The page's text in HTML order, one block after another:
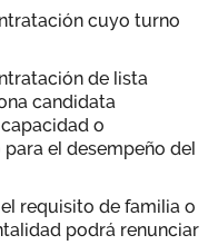
cuyo turno
de lista
candidata
o
el desempeño del
requisito de familia o
podrá renunciar